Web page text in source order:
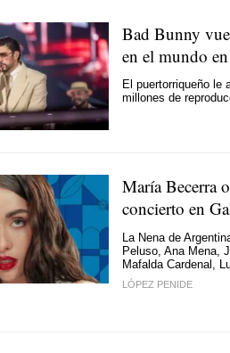
Bad Bunny
en el mundo
El puertorriqueño le
millones de
María Becerra
concierto en
La Nena de
Peluso, Ana Mena,
Mafalda Cardenal,
LÓPEZ PENIDE